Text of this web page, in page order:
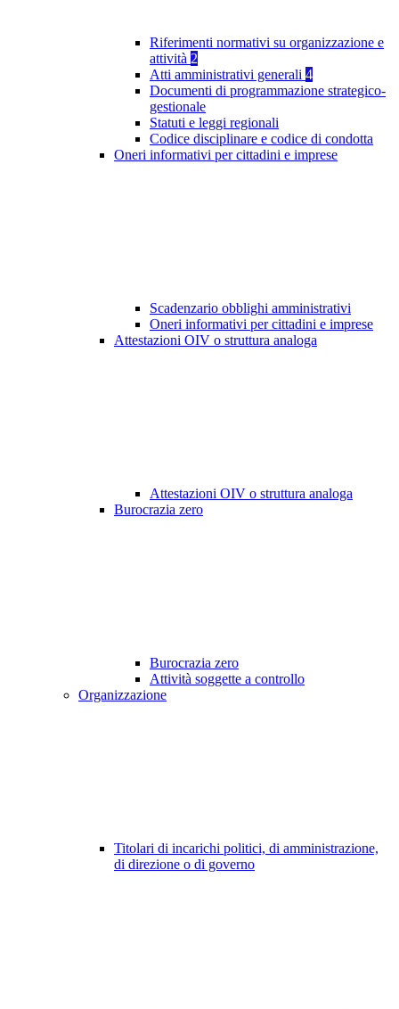
Riferimenti normativi su organizzazione e
attività 2
Atti amministrativi generali 4
Documenti di programmazione strategico-
gestionale
Statuti e leggi regionali
Codice disciplinare e codice di condotta
Oneri informativi per cittadini e imprese
Scadenzario obblighi amministrativi
Oneri informativi per cittadini e imprese
Attestazioni OIV o struttura analoga
Attestazioni OIV o struttura analoga
Burocrazia zero
Burocrazia zero
Attività soggette a controllo
Organizzazione
Titolari di incarichi politici, di amministrazione,
di direzione o di governo